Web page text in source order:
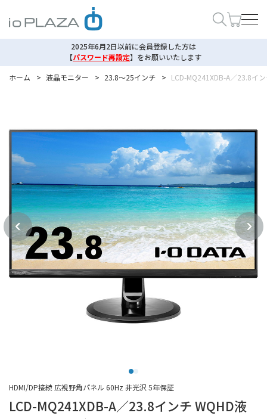
2025年6月2日以前に会員登録した方は
【パスワード再設定】 をお願いいたします
ホーム
> 液晶モニター > 23.8～25インチ > LCD-MQ241XDB-A／23.8イ
LCD-MQ241XDB-A／23.8インチ WQHD液
HDMI/DP接続 広視野角パネル 60Hz 非光沢 5年保証